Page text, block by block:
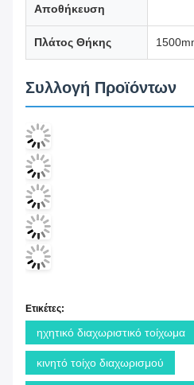
Αποθήκευση
Πλάτος Θήκης
Συλλογή Προϊόντων